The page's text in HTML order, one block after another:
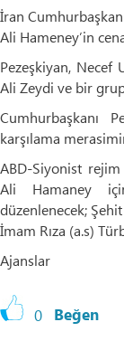
İran
Ali Hameney’in
Pezeşkiyan, Necef
Ali Zeydi ve bir
Cumhurbaşkanı
karşılama
ABD-Siyonist
Ali Hamaney
düzenlenecek;
İmam Rıza (a.s)
Ajanslar
0 Beğen